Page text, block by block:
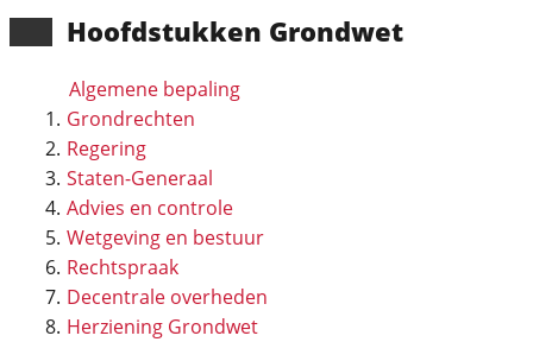
Hoofd­stukken Grondwet
Algemene bepaling
Grondrechten
Regering
Staten-Generaal
Advies en controle
Wetgeving en bestuur
Rechtspraak
Decentrale overheden
Herziening Grondwet